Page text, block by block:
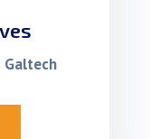
Galtech